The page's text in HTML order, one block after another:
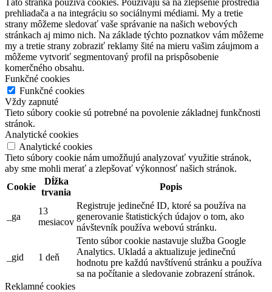
Funkčné cookies
Funkčné cookies
Vždy zapnuté
Tieto súbory cookie sú potrebné na povolenie základnej funkčnosti
stránok.
Analytické cookies
Analytické cookies
Tieto súbory cookie nám umožňujú analyzovať využitie stránok,
aby sme mohli merať a zlepšovať výkonnosť našich stránok.
Cookie
Dĺžka
Popis
_ga
13
mesiacov
Registruje jedinečné ID, ktoré sa používa na
generovanie štatistických údajov o tom, ako
návštevník používa webovú stránku.
_gid 1 deň
Tento súbor cookie nastavuje služba Google
Analytics. Ukladá a aktualizuje jedinečnú
hodnotu pre každú navštívenú stránku a používa
sa na počítanie a sledovanie zobrazení stránok.
Reklamné cookies
Reklamné cookies
Tieto súbory cookie slúžia na prispôsobenie reklamy vašim
záujmom, a to v rámci našich webových stránok aj mimo nich.
Dĺžka
trvania
Popis